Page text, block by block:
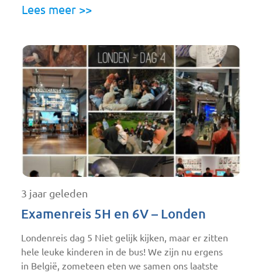
Lees meer >>
3 jaar geleden
Examenreis 5H en 6V – Londen
Londenreis dag 5 Niet gelijk kijken, maar er zitten
hele leuke kinderen in de bus! We zijn nu ergens
in België, zometeen eten we samen ons laatste